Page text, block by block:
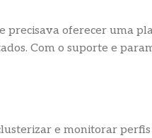
precisava oferecer uma
Com o suporte e
e monitorar